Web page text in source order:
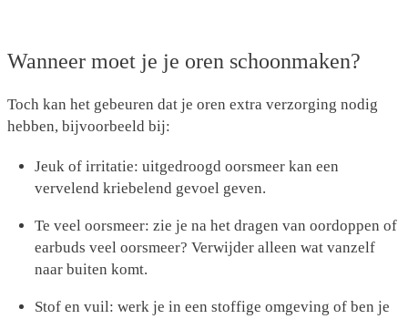
Wanneer moet je je oren schoonmaken?
Toch kan het gebeuren dat je oren extra verzorging nodig
hebben, bijvoorbeeld bij:
Jeuk of irritatie: uitgedroogd oorsmeer kan een
vervelend kriebelend gevoel geven.
Te veel oorsmeer: zie je na het dragen van oordoppen of
earbuds veel oorsmeer? Verwijder alleen wat vanzelf
naar buiten komt.
Stof en vuil: werk je in een stoffige omgeving of ben je